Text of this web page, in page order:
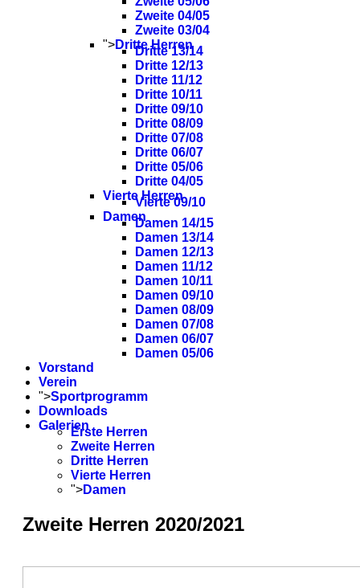
Zweite 04/05
Zweite 03/04
">Dritte Herren
Dritte 13/14
Dritte 12/13
Dritte 11/12
Dritte 10/11
Dritte 09/10
Dritte 08/09
Dritte 07/08
Dritte 06/07
Dritte 05/06
Dritte 04/05
Vierte Herren
Vierte 09/10
DamenDamen 14/15
Damen 13/14
Damen 12/13
Damen 11/12
Damen 10/11
Damen 09/10
Damen 08/09
Damen 07/08
Damen 06/07
Damen 05/06
Vorstand
Verein
">Sportprogramm
Downloads
GalerienErste Herren
Zweite Herren
Dritte Herren
Vierte Herren
">Damen
Zweite Herren 2020/2021